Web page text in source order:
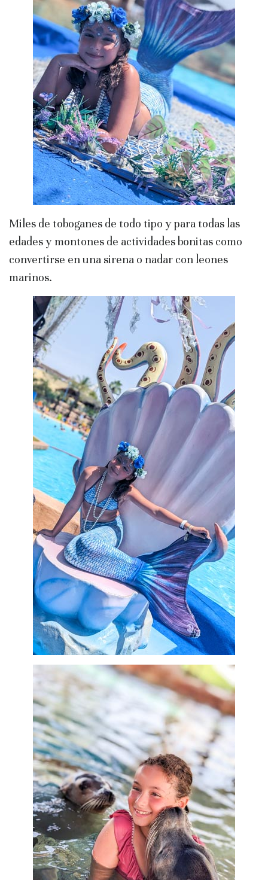
Miles de toboganes de todo tipo y para todas las
edades y montones de actividades bonitas como
convertirse en una sirena o nadar con leones
marinos.